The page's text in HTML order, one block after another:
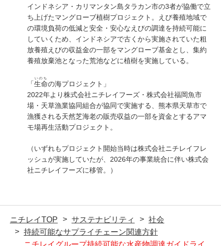
インドネシア・カリマンタン島タラカン市の3者が協働で立
ち上げたマングローブ植樹プロジェクト。えび養殖地域で
の環境負荷の低減と安全・安心なえびの調達を持続可能に
していくため、インドネシアで古くから実施されていた粗
放養殖えびの収益金の一部をマングローブ基金とし、集約
養殖放棄池となった荒池などに植樹を実施している。
「生命
いのち
の海プロジェクト」
2022年より株式会社ニチレイフーズ・株式会社福岡魚市
場・天草漁業協同組合が協同で実施する、熊本県天草市で
漁獲される天然芝海老の販売収益の一部を資金とするアマ
モ場再生活動プロジェクト。
（いずれもプロジェクト開始当時は株式会社ニチレイフレ
ッシュが実施していたが、2026年の事業統合に伴い株式会
社ニチレイフーズに移管。）
ニチレイTOP サステナビリティ
社会
持続可能なサプライチェーン関連方針
ニチレイグループ持続可能な水産物調達ガイドライ